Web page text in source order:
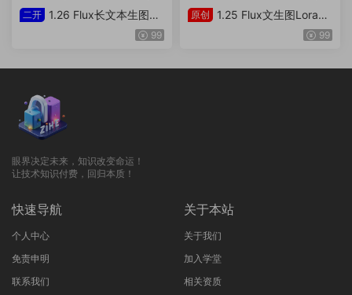
工作流
二开
1.26 Flux长文本生图增
99
工作流
原创
1.25 Flux文生图Lora工
99
眼界决定未来，知识改变命运！
让技术知识付费，回归本质！
快速导航
个人中心
免责申明
联系我们
关于本站
关于我们
加入学堂
相关资质